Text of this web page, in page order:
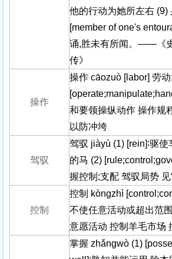
他的行动为她所左右 (9)
[member of one's
诵,胜未有所闻。——《
传》
操作
操作 cāozuò [labor] 劳
和要领操纵动作 操作规
以防冲垮
驾驭
驾驭 jiàyù (1) [rein]∶驱
的马 (2)
握控制;支配 驾驭局势 见“
控制
控制 kòngzhì
不使任意活动或超出范
意愿活动 控制羊毛市场
掌握 zhǎngwò (1)